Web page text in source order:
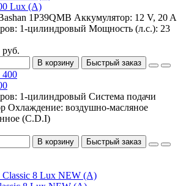
Lux (A)
1P39QMB Аккумулятор: 12 V, 20 A
1-цилиндровый Мощность (л.с.): 23
руб.
В корзину Быстрый заказ
1-цилиндровый Система подачи
Охлаждение: воздушно-масляное
(C.D.I)
В корзину Быстрый заказ